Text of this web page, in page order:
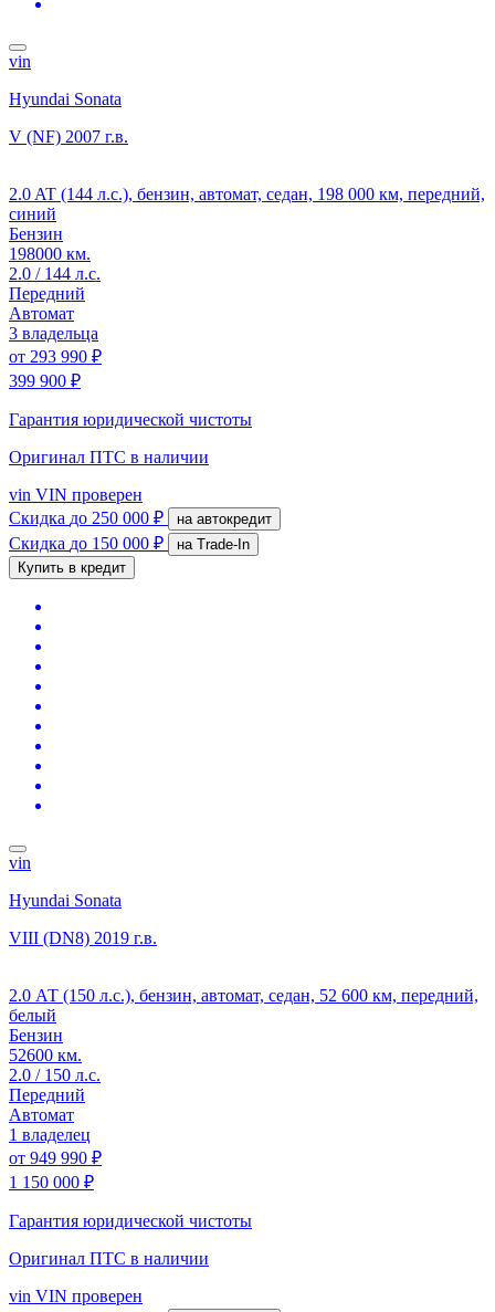
vin
Hyundai Sonata
V (NF) 2007 г.в.
2.0 AT (144 л.с.), бензин, автомат, седан, 198 000 км, передний,
синий
Бензин
198000 км.
2.0 / 144 л.с.
Передний
Автомат
3 владельца
от 293 990 ₽
399 900 ₽
Гарантия юридической чистоты
Оригинал ПТС в наличии
vin VIN проверен
Скидка до 250 000 ₽ на автокредит
Скидка до 150 000 ₽
на Trade-In
Купить в кредит
vin
Hyundai Sonata
VIII (DN8) 2019 г.в.
2.0 АТ (150 л.с.), бензин, автомат, седан, 52 600 км, передний,
белый
Бензин
52600 км.
2.0 / 150 л.с.
Передний
Автомат
1 владелец
от 949 990 ₽
1 150 000 ₽
Гарантия юридической чистоты
Оригинал ПТС в наличии
vin VIN проверен